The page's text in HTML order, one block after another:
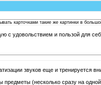
карточками такие же картинки в
с удовольствием и пользой для
звуков еще и тренируется
(несколько сразу на